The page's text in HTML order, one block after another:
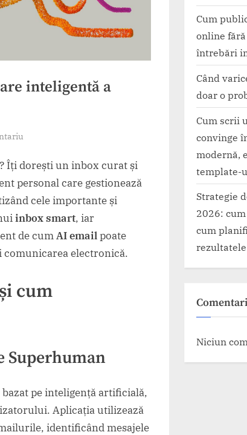
inteligentă a
AI
–
Gestionare
inteligentă
emailurilor
Îți dorești un inbox curat și
personal care gestionează
cele importante și
inbox smart, iar
de cumAI emailpoate
electronică.
cum
Superhuman
pe inteligență artificială,
Aplicația utilizează
identificând mesajele
Cum
online
întrebări
Când
doar o
Cum scrii
convinge
modernă,
template-
Strategie
2026:
cum
rezultatele
Niciun